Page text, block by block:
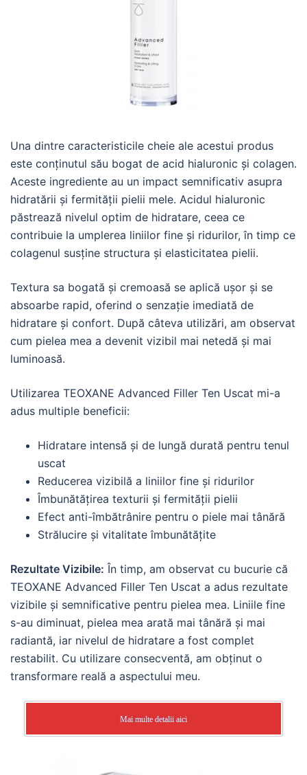
Una dintre caracteristicile cheie ale acestui produs
este conținutul său bogat de acid hialuronic și colagen.
Aceste ingrediente au un impact semnificativ asupra
hidratării și fermității pielii mele. Acidul hialuronic
păstrează nivelul optim de hidratare, ceea ce
contribuie la umplerea liniilor fine și ridurilor, în timp ce
colagenul susține structura și elasticitatea pielii.
Textura sa bogată și cremoasă se aplică ușor și se
absoarbe rapid, oferind o senzație imediată de
hidratare și confort. După câteva utilizări, am observat
cum pielea mea a devenit vizibil mai netedă și mai
luminoasă.
Utilizarea TEOXANE Advanced Filler Ten Uscat mi-a
adus multiple beneficii:
Hidratare intensă și de lungă durată pentru tenul
uscat
Reducerea vizibilă a liniilor fine și ridurilor
Îmbunătățirea texturii și fermității pielii
Efect anti-îmbătrânire pentru o piele mai tânără
Strălucire și vitalitate îmbunătățite
Rezultate Vizibile: În timp, am observat cu bucurie că
TEOXANE Advanced Filler Ten Uscat a adus rezultate
vizibile și semnificative pentru pielea mea. Liniile fine
s-au diminuat, pielea mea arată mai tânără și mai
radiantă, iar nivelul de hidratare a fost complet
restabilit. Cu utilizare consecventă, am obținut o
transformare reală a aspectului meu.
Mai multe detalii aici